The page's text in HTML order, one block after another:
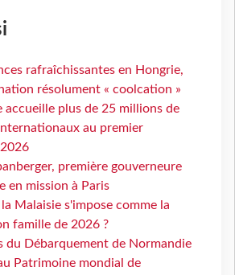
rafraîchissantes en Hongrie,
résolument « coolcation »
accueille plus de 25 millions de
au premier
première gouverneure
en mission à Paris
Malaisie s'impose comme la
famille de 2026 ?
du Débarquement de Normandie
Patrimoine mondial de